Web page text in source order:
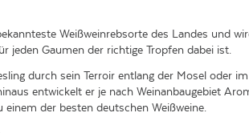
Weißweinrebsorte des Landes und
jeden Gaumen der richtige Tropfen dabei ist.
durch sein Terroir entlang der Mosel oder
entwickelt er je nach Weinanbaugebiet
der besten deutschen Weißweine.